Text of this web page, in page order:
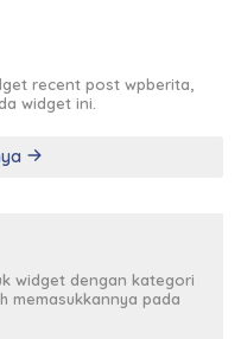
recent post wpberita,
widget ini.
widget dengan kategori
memasukkannya pada